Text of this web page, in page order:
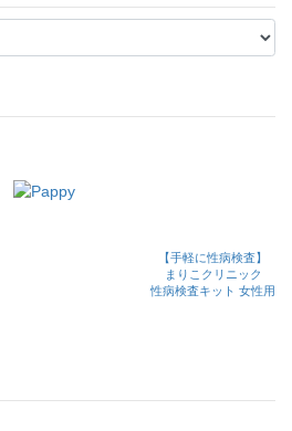
【手軽に性病検査】
まりこクリニック
性病検査キット 女性用